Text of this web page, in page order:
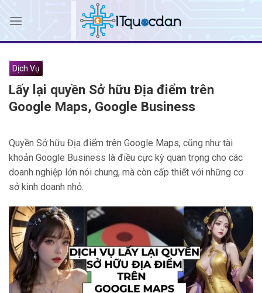
Dịch Vụ
Lấy lại quyền Sở hữu Địa điểm trên
Google Maps, Google Business
Quyền Sở hữu Địa điểm trên Google Maps, cũng như tài
khoản Google Business là điều cực kỳ quan trọng cho các
doanh nghiệp lớn nói chung, mà còn cấp thiết với những cơ
sở kinh doanh nhỏ.